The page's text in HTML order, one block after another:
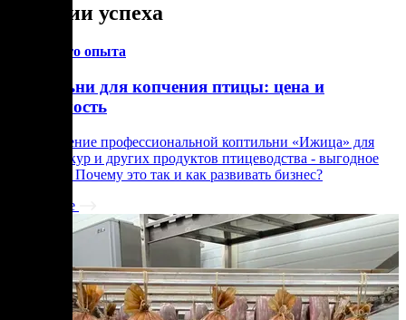
Истории успеха
Из личного опыта
Коптильни для копчения птицы: цена и
окупаемость
Приобретение профессиональной коптильни «Ижица» для
копчения кур и других продуктов птицеводства - выгодное
вложение. Почему это так и как развивать бизнес?
Подробнее